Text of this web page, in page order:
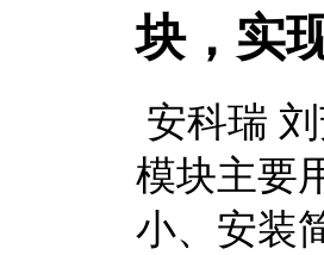
块，实
安科瑞
模块主要
小、安装